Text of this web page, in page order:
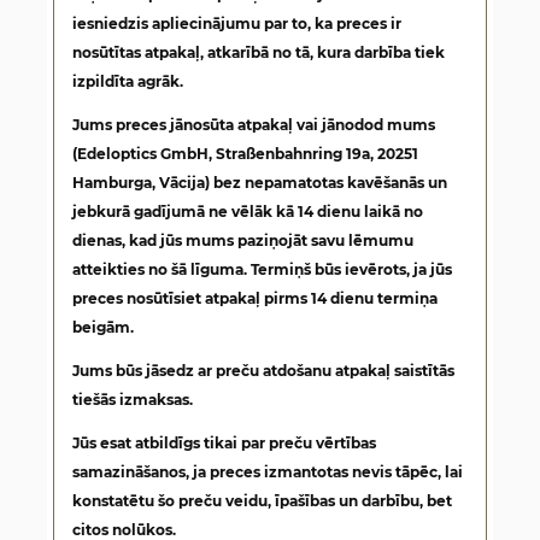
iesniedzis apliecinājumu par to, ka preces ir
nosūtītas atpakaļ, atkarībā no tā, kura darbība tiek
izpildīta agrāk.
Jums preces jānosūta atpakaļ vai jānodod mums
(Edeloptics GmbH, Straßenbahnring 19a, 20251
Hamburga, Vācija) bez nepamatotas kavēšanās un
jebkurā gadījumā ne vēlāk kā 14 dienu laikā no
dienas, kad jūs mums paziņojāt savu lēmumu
atteikties no šā līguma. Termiņš būs ievērots, ja jūs
preces nosūtīsiet atpakaļ pirms 14 dienu termiņa
beigām.
Jums būs jāsedz ar preču atdošanu atpakaļ saistītās
tiešās izmaksas.
Jūs esat atbildīgs tikai par preču vērtības
samazināšanos, ja preces izmantotas nevis tāpēc, lai
konstatētu šo preču veidu, īpašības un darbību, bet
citos nolūkos.